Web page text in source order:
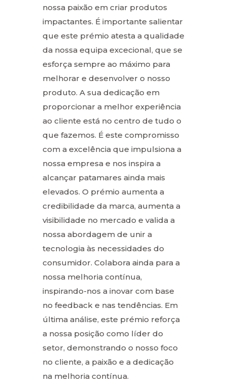
nossa paixão em criar produtos
impactantes. É importante salientar
que este prémio atesta a qualidade
da nossa equipa excecional, que se
esforça sempre ao máximo para
melhorar e desenvolver o nosso
produto. A sua dedicação em
proporcionar a melhor experiência
ao cliente está no centro de tudo o
que fazemos. É este compromisso
com a excelência que impulsiona a
nossa empresa e nos inspira a
alcançar patamares ainda mais
elevados. O prémio aumenta a
credibilidade da marca, aumenta a
visibilidade no mercado e valida a
nossa abordagem de unir a
tecnologia às necessidades do
consumidor. Colabora ainda para a
nossa melhoria contínua,
inspirando-nos a inovar com base
no feedback e nas tendências. Em
última análise, este prémio reforça
a nossa posição como líder do
setor, demonstrando o nosso foco
no cliente, a paixão e a dedicação
na melhoria contínua.